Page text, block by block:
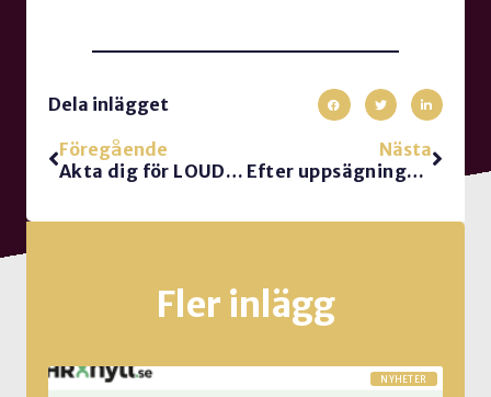
Dela inlägget
Föregående
Akta dig för LOUD QUITTING
Nästa
Efter uppsägningarna: Glöm inte dem som är kvar
Fler inlägg
NYHETER